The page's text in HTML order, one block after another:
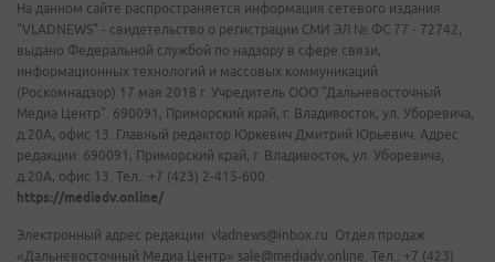
На данном сайте распространяется информация сетевого издания
"VLADNEWS" - свидетельство о регистрации СМИ ЭЛ № ФС 77 - 72742,
выдано Федеральной службой по надзору в сфере связи,
информационных технологий и массовых коммуникаций
(Роскомнадзор) 17 мая 2018 г. Учредитель ООО "Дальневосточный
Медиа Центр". 690091, Приморский край, г. Владивосток, ул. Уборевича,
д.20А, офис 13. Главный редактор Юркевич Дмитрий Юрьевич. Адрес
редакции: 690091, Приморский край, г. Владивосток, ул. Уборевича,
д.20А, офис 13. Тел.: +7 (423) 2-415-600.
https://mediadv.online/
Электронный адрес редакции: vladnews@inbox.ru. Отдел продаж
«Дальневосточный Медиа Центр» sale@mediadv.online. Тел.: +7 (423)